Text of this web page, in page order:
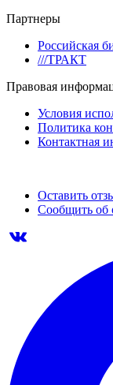
Партнеры
Российская
///ТРАКТ
Правовая
Условия
Политика
Контактная
Оставить
Сообщить об